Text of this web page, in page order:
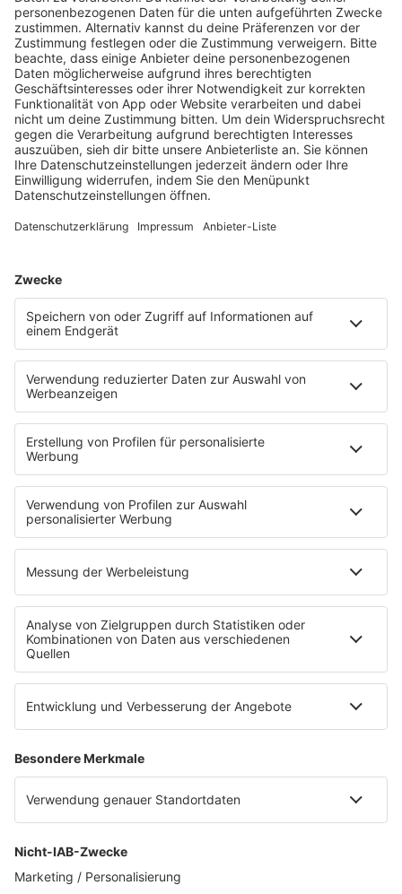
100 Jahre Caritas in Worms– ein Grund zum Feiern!
Der Sozialverband beging sein Jubiläum mit einem
großen Festwochenende im Mai 2025.
Rund um den Wormser Dom präsentierten sich die
Caritas-Fachbereiche, gaben Einblicke in ihre
vielfältige Arbeit und ihr soziales Engagement.
boten Spiele, Führungen, Kaffee und Kuchen – und
Leistungen der
Audiotainment Südwest
Event
Im Vorfeld wurden Spots zur Bewerbung der
Veranstaltung und vier inhaltlich
unterschiedliche Beiträge auf RPR1. über die
vielfältige Arbeit im Caritasverband Worms
ausgestrahlt.
Interviews als Liveschaltung ins Programm mit
den Zuständigen der verschiedenen
Fachbereiche vermitteln Wertschätzung und
einen persönlichen Einblick in die Arbeit der
Einrichtung.